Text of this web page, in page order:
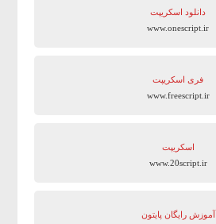
دانلود اسکریپت
www.onescript.ir
فری اسکریپت
www.freescript.ir
اسکریپت
www.20script.ir
آموزش رایگان پایتون